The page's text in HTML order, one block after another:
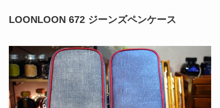
LOONLOON 672 ジーンズペンケース